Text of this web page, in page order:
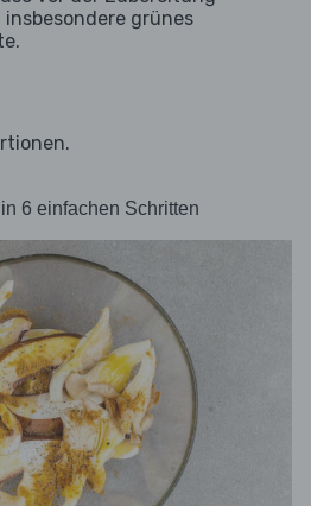
grünes
6 einfachen Schritten